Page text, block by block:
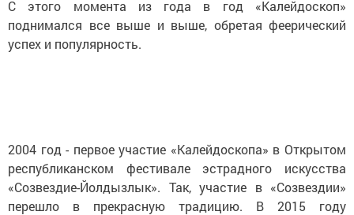
С этого момента из года в год «Калейдоскоп»
поднимался все выше и выше, обретая феерический
успех и популярность.
2004 год - первое участие «Калейдоскопа» в Открытом
республиканском фестивале эстрадного искусства
«Созвездие-Йолдызлык». Так, участие в «Созвездии»
перешло в прекрасную традицию. В 2015 году